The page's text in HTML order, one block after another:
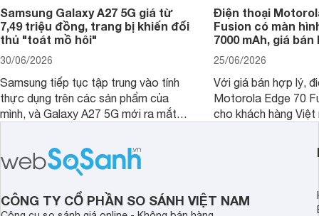
Samsung Galaxy A27 5G giá từ
7,49 triệu đồng, trang bị khiến đối
thủ "toát mồ hôi"
30/06/2026
Samsung tiếp tục tập trung vào tính
thực dụng trên các sản phẩm của
mình, và Galaxy A27 5G mới ra mắt
tới cho người dùng một thiết bị chất
lượng với nhiều trang bị ấn tượng và
độ bền bỉ cho nhu cầu sử dụng lâu
dài.
Điện thoại
Fusion có màn
7000 mAh, giá
25/06/2026
Với giá bán hợp lý,
Motorola Edge 70
cho khách hàng Việt
trang bị hiện đại
CÔNG TY CỔ PHẦN SO SÁNH VIỆT NAM